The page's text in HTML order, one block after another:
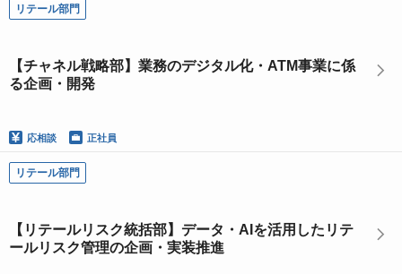
リテール部門
【チャネル戦略部】業務のデジタル化・ATM事業に係
る企画・開発
応相談 正社員
リテール部門
【リテールリスク統括部】データ・AIを活用したリテ
ールリスク管理の企画・実装推進